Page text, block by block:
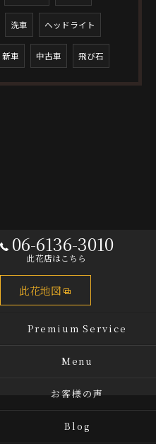
洗車 ヘッドライト
新車 中古車 飛び石
06-6136-3010
此花店はこちら
此花地図
Premium Service
Menu
お客様の声
Blog